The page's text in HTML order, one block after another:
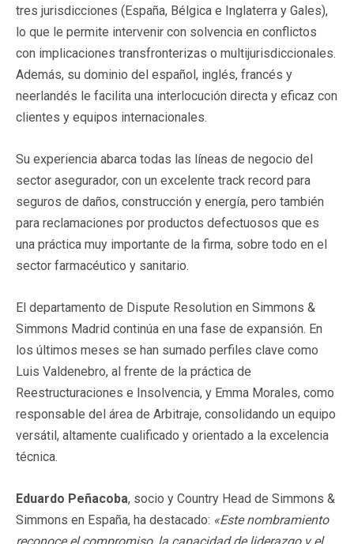
tres jurisdicciones (España, Bélgica e Inglaterra y Gales),
lo que le permite intervenir con solvencia en conflictos
con implicaciones transfronterizas o multijurisdiccionales.
Además, su dominio del español, inglés, francés y
neerlandés le facilita una interlocución directa y eficaz con
clientes y equipos internacionales.
Su experiencia abarca todas las líneas de negocio del
sector asegurador, con un excelente track record para
seguros de daños, construcción y energía, pero también
para reclamaciones por productos defectuosos que es
una práctica muy importante de la firma, sobre todo en el
sector farmacéutico y sanitario.
El departamento de Dispute Resolution en Simmons &
Simmons Madrid continúa en una fase de expansión. En
los últimos meses se han sumado perfiles clave como
Luis Valdenebro, al frente de la práctica de
Reestructuraciones e Insolvencia, y Emma Morales, como
responsable del área de Arbitraje, consolidando un equipo
versátil, altamente cualificado y orientado a la excelencia
técnica.
Eduardo Peñacoba, socio y Country Head de Simmons &
Simmons en España, ha destacado: «Este nombramiento
reconoce el compromiso, la capacidad de liderazgo y el